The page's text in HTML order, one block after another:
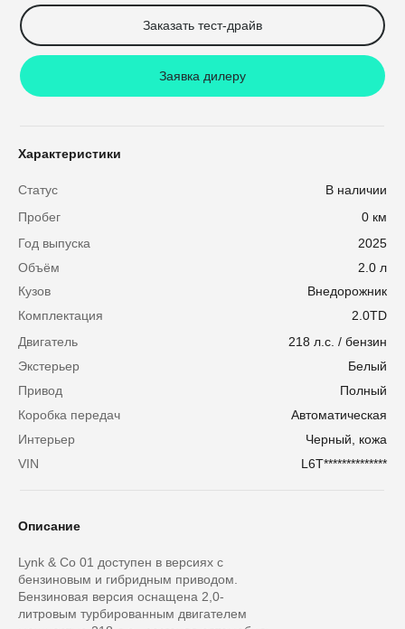
Заявка дилеру
Заказать тест-драйв
Описание
Lynk & Co 01 доступен в версиях с
бензиновым и гибридным приводом.
Бензиновая версия оснащена 2,0-
литровым турбированным двигателем
Характеристики
L6T**************
Интерьер Черный, кожа
Кузов Внедорожник
Экстерьер Белый
Двигатель 218 л.с. / бензин
Комплектация 2.0TD
Объём
Коробка передач
2.0 л
Автоматическая
Год выпуска
Привод
2025
Полный
0 км
Пробег
Статус В наличии
VIN